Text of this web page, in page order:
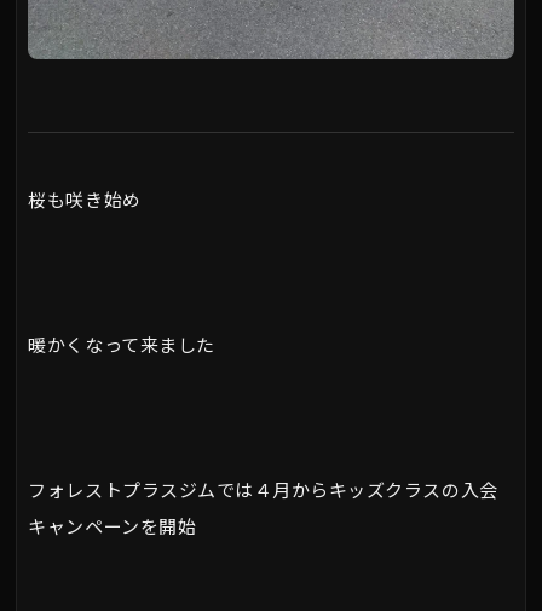
桜も咲き始め
暖かくなって来ました
フォレストプラスジムでは４月からキッズクラスの入会
キャンペーンを開始